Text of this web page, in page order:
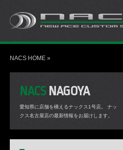
NACS HOME »
NACSNAGOYA
愛知県に店舗を構えるナックス1号店。
ナッ
クス名古屋店の最新情報をお届けします。